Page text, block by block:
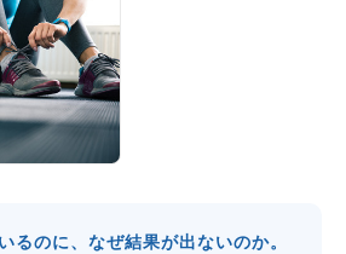
るのに、なぜ結果が出ないのか。